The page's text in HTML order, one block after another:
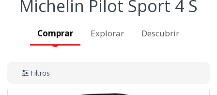
Michelin Pilot Sport 4 S
Comprar Explorar Descubrir
Filtros